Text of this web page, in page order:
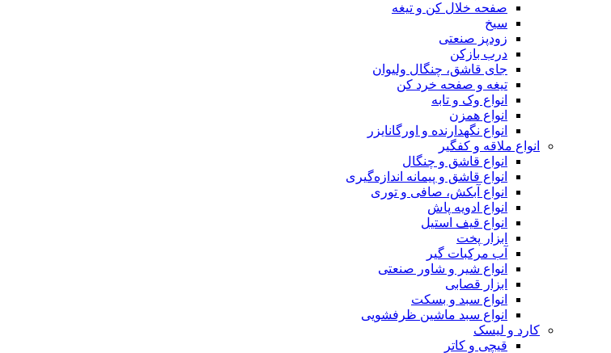
صفحه خلال کن و تیغه
سیخ
زودپز صنعتی
درب بازکن
جای قاشق، چنگال ولیوان
تیغه و صفحه خرد کن
انواع وک و تابه
انواع همزن
انواع نگهدارنده و اورگانایزر
انواع ملاقه و کفگیر
انواع قاشق و چنگال
انواع قاشق و پیمانه اندازه‌گیری
انواع آبکش، صافی و توری
انواع ادویه پاش
انواع قیف استیل
ابزار پخت
آب مرکبات گیر
انواع شیر و شاور صنعتی
ابزار قصابی
انواع سبد و بسکت
انواع سبد ماشین ظرفشویی
کارد و لیسک
قیچی و کاتر